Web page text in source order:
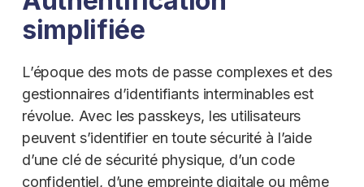
simplifiée
L’époque des mots de passe complexes et des
gestionnaires d’identifiants interminables est
révolue. Avec les passkeys, les utilisateurs
peuvent s’identifier en toute sécurité à l’aide
d’une clé de sécurité physique, d’un code
confidentiel, d’une empreinte digitale ou même